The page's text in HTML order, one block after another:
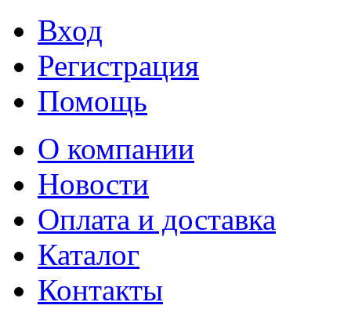
Вход
Регистрация
Помощь
О компании
Новости
Оплата и доставка
Каталог
Контакты